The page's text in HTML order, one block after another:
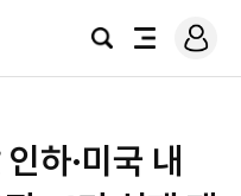
검
전
로
그
하·미국 내